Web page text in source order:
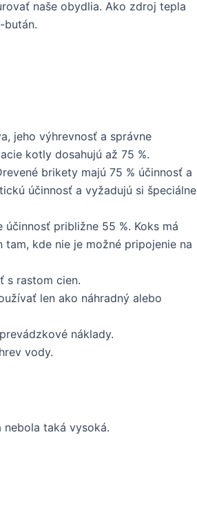
naše obydlia. Ako zdroj tepla
bután.
jeho výhrevnosť a správne
kotly dosahujú až 75 %.
brikety majú 75 % účinnosť a
účinnosť a vyžadujú si špeciálne
približne 55 %. Koks má
kde nie je možné pripojenie na
s rastom cien.
len ako náhradný alebo
náklady.
vody.
taká vysoká.